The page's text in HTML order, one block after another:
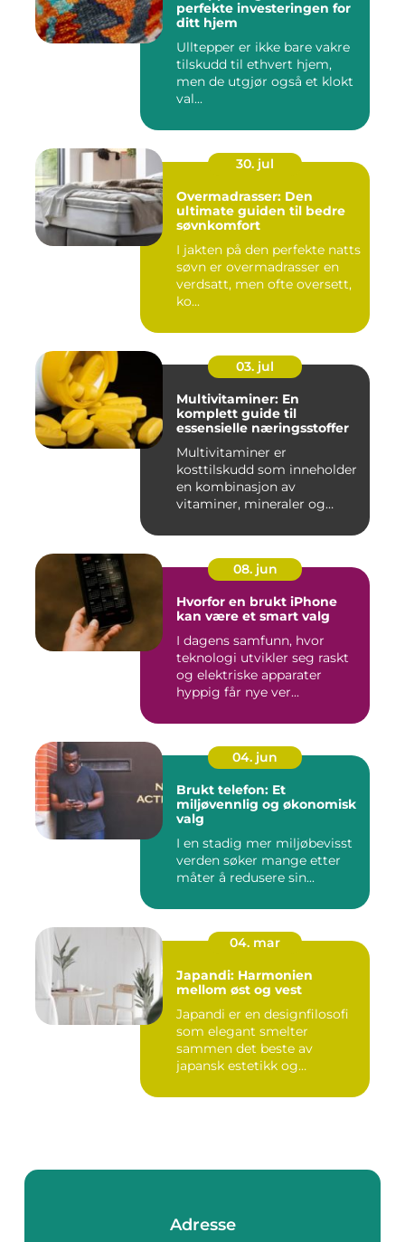
perfekte investeringen for
ditt hjem
Ulltepper er ikke bare vakre
tilskudd til ethvert hjem,
men de utgjør også et klokt
val...
30. jul
Overmadrasser: Den
ultimate guiden til bedre
søvnkomfort
I jakten på den perfekte natts
søvn er overmadrasser en
verdsatt, men ofte oversett,
ko...
03. jul
Multivitaminer: En
komplett guide til
essensielle næringsstoffer
Multivitaminer er
kosttilskudd som inneholder
en kombinasjon av
vitaminer, mineraler og
08. jun
Hvorfor en brukt iPhone
kan være et smart valg
I dagens samfunn, hvor
teknologi utvikler seg raskt
og elektriske apparater
hyppig får nye ver...
04. jun
Brukt telefon: Et
miljøvennlig og økonomisk
valg
I en stadig mer miljøbevisst
verden søker mange etter
måter å redusere sin...
04. mar
Japandi: Harmonien
mellom øst og vest
Japandi er en designfilosofi
som elegant smelter
sammen det beste av
japansk estetikk og
Adresse